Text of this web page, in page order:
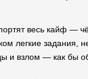
весь кайф —
легкие задания,
и взлом — как бы